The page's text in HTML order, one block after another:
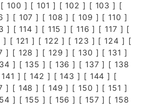
100 ] [ 101 ] [ 102 ] [ 103 ] [
] [ 107 ] [ 108 ] [ 109 ] [ 110 ]
] [ 114 ] [ 115 ] [ 116 ] [ 117 ] [
] [ 121 ] [ 122 ] [ 123 ] [ 124 ] [
] [ 128 ] [ 129 ] [ 130 ] [ 131 ]
] [ 135 ] [ 136 ] [ 137 ] [ 138
141 ] [ 142 ] [ 143 ] [ 144 ] [
] [ 148 ] [ 149 ] [ 150 ] [ 151 ]
] [ 155 ] [ 156 ] [ 157 ] [ 158